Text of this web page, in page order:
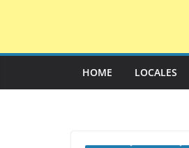
HOME LOCALES